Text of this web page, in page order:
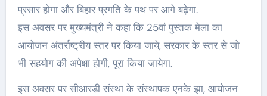
प्रसार होगा और बिहार प्रगति के पथ पर आगे बढ़ेगा.
इस अवसर पर मुख्यमंत्री ने कहा कि 25वां पुस्तक मेला का
आयोजन अंतर्राष्ट्रीय स्तर पर किया जाये, सरकार के स्तर से जो
भी सहयोग की अपेक्षा होगी, पूरा किया जायेगा.
इस अवसर पर सीआरडी संस्था के संस्थापक एनके झा, आयोजन